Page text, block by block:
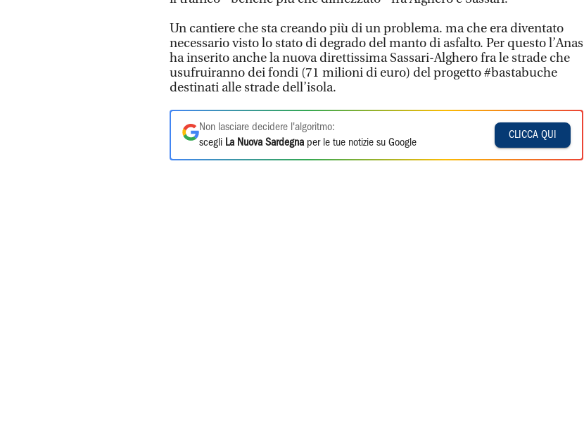
Un cantiere che sta creando più di un problema. ma che era diventato
necessario visto lo stato di degrado del manto di asfalto. Per questo l’Anas
ha inserito anche la nuova direttissima Sassari-Alghero fra le strade che
usufruiranno dei fondi (71 milioni di euro) del progetto #bastabuche
destinati alle strade dell’isola.
Non lasciare decidere l'algoritmo:
scegli La Nuova Sardegna per le tue notizie su Google
CLICCA QUI